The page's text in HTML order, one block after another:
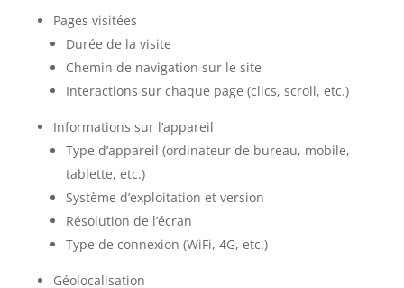
Pages visitées
Durée de la visite
Chemin de navigation sur le site
Interactions sur chaque page (clics, scroll, etc.)
Informations sur l’appareil
Type d’appareil (ordinateur de bureau, mobile,
tablette, etc.)
Système d’exploitation et version
Résolution de l’écran
Type de connexion (WiFi, 4G, etc.)
Géolocalisation